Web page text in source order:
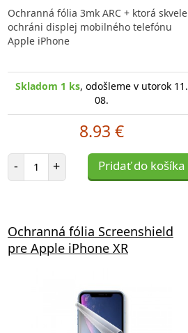
Ochranná fólia 3mk ARC + ktorá skvele
ochráni displej mobilného telefónu
Apple iPhone
Skladom 1 ks, odošleme v utorok 11.
08.
8.93 €
- Počet položiek
+ Pridať do košíka
Ochranná fólia Screenshield
pre Apple iPhone XR